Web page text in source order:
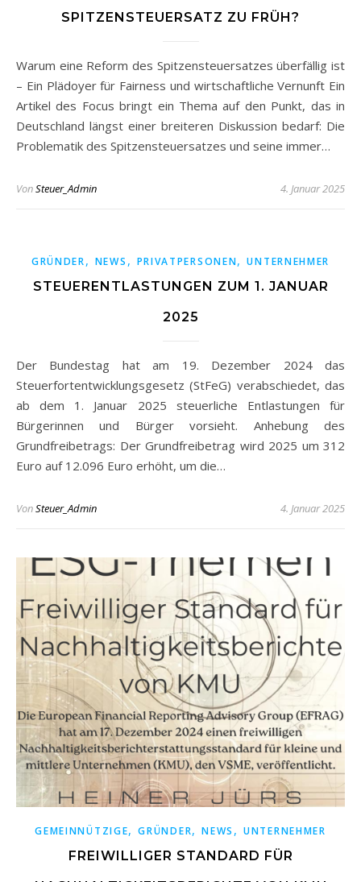
SPITZENSTEUERSATZ ZU FRÜH?
Warum eine Reform des Spitzensteuersatzes überfällig ist
– Ein Plädoyer für Fairness und wirtschaftliche Vernunft Ein
Artikel des Focus bringt ein Thema auf den Punkt, das in
Deutschland längst einer breiteren Diskussion bedarf: Die
Problematik des Spitzensteuersatzes und seine immer…
VonSteuer_Admin 4. Januar 2025
GRÜNDER, NEWS , PRIVATPERSONEN,UNTERNEHMER
STEUERENTLASTUNGEN ZUM 1. JANUAR
2025
Der Bundestag hat am 19. Dezember 2024 das
Steuerfortentwicklungsgesetz (StFeG) verabschiedet, das
ab dem 1. Januar 2025 steuerliche Entlastungen für
Bürgerinnen und Bürger vorsieht. Anhebung des
Grundfreibetrags: Der Grundfreibetrag wird 2025 um 312
Euro auf 12.096 Euro erhöht, um die…
VonSteuer_Admin 4. Januar 2025
GEMEINNÜTZIGE,GRÜNDER,NEWS ,UNTERNEHMER
FREIWILLIGER STANDARD FÜR